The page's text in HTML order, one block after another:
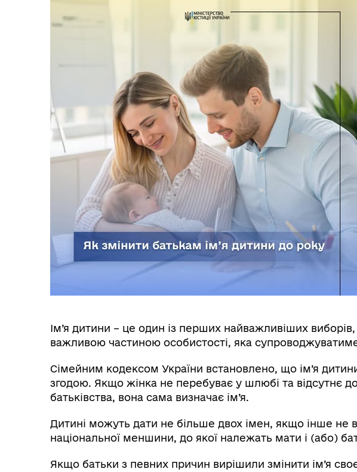
Ім’я дитини – це один із перших найважливіших
важливою частиною особистості, яка супроводжуватиме
Сімейним кодексом України встановлено, що ім’я
згодою. Якщо жінка не перебуває у шлюбі та відсутнє
батьківства, вона сама визначає ім’я.
Дитині можуть дати не більше двох імен, якщо інше не
національної меншини, до якої належать мати і (або)
Якщо батьки з певних причин вирішили змінити ім’я